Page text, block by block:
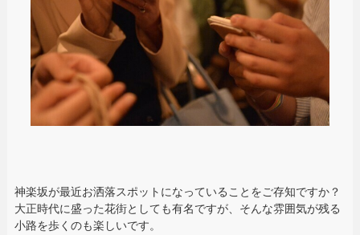
神楽坂が最近お洒落スポットになっていることをご存知ですか？
大正時代に盛った花街としても有名ですが、そんな雰囲気が残る
小路を歩くのも楽しいです。